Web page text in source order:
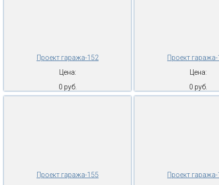
Проект гаража-152
Цена:
0 руб.
Проект
Цена:
0 руб.
Проект гаража-155
Проект